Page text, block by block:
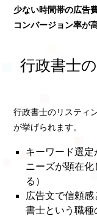
少ない時間帯の広告
コンバージョン率が
行政書士
行政書士のリスティ
が挙げられます。
キーワード選
ニーズが顕在
る）
広告文で信頼
書士という職